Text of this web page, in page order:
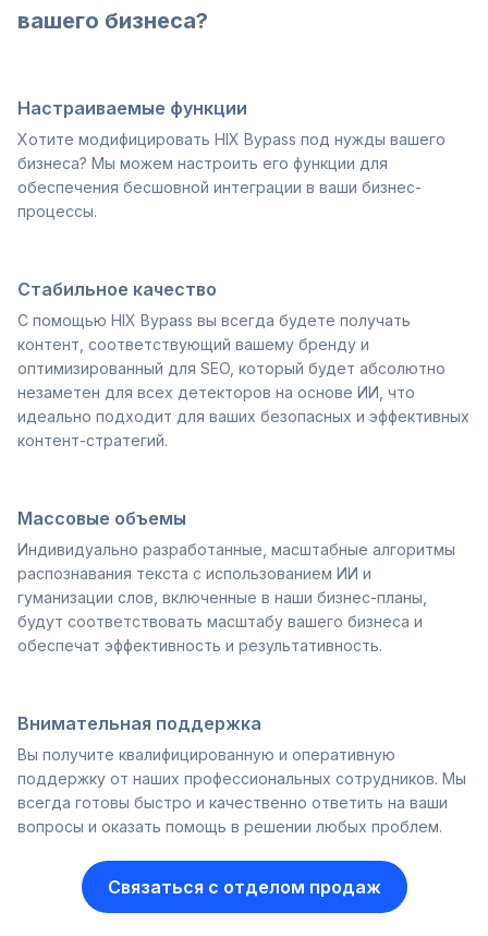
вашего бизнеса?
Настраиваемые функции
Хотите модифицировать HIX Bypass под нужды вашего
бизнеса? Мы можем настроить его функции для
обеспечения бесшовной интеграции в ваши бизнес-
процессы.
Стабильное качество
С помощью HIX Bypass вы всегда будете получать
контент, соответствующий вашему бренду и
оптимизированный для SEO, который будет абсолютно
незаметен для всех детекторов на основе ИИ, что
идеально подходит для ваших безопасных и эффективных
контент-стратегий.
Массовые объемы
Индивидуально разработанные, масштабные алгоритмы
распознавания текста с использованием ИИ и
гуманизации слов, включенные в наши бизнес-планы,
будут соответствовать масштабу вашего бизнеса и
обеспечат эффективность и результативность.
Внимательная поддержка
Вы получите квалифицированную и оперативную
поддержку от наших профессиональных сотрудников. Мы
всегда готовы быстро и качественно ответить на ваши
вопросы и оказать помощь в решении любых проблем.
Связаться с отделом продаж